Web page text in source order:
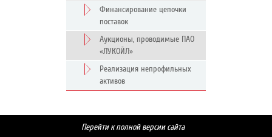
Финансирование цепочки
поставок
Аукционы, проводимые ПАО
«ЛУКОЙЛ»
Реализация непрофильных
активов
Перейти к полной версии сайта